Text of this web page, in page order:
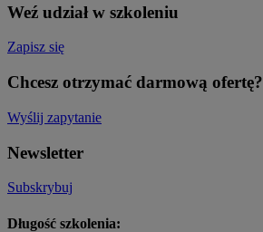
Weź udział w szkoleniu
Zapisz się
Chcesz otrzymać darmową ofertę?
Wyślij zapytanie
Newsletter
Subskrybuj
Długość szkolenia: